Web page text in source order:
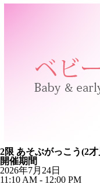
2限 あそぶがっこう(2才
開催期間
2026年7月24日
11:10 AM - 12:00 PM